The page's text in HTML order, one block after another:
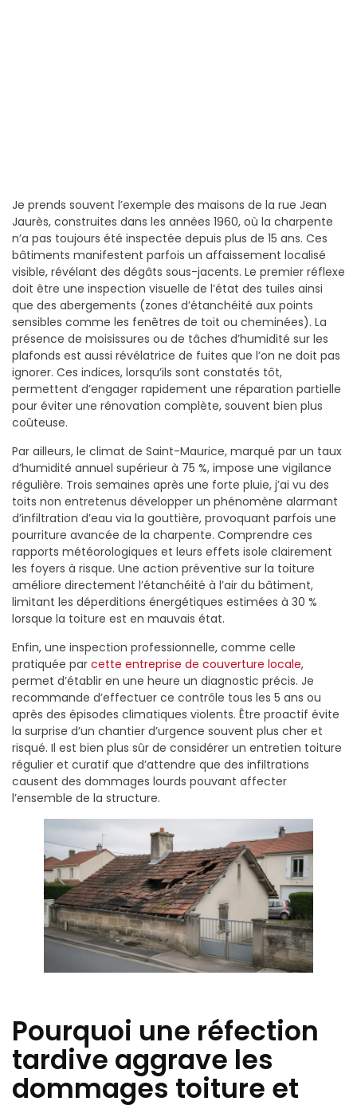
Je prends souvent l’exemple des maisons de la rue Jean
Jaurès, construites dans les années 1960, où la charpente
n’a pas toujours été inspectée depuis plus de 15 ans. Ces
bâtiments manifestent parfois un affaissement localisé
visible, révélant des dégâts sous-jacents. Le premier réflexe
doit être une inspection visuelle de l’état des tuiles ainsi
que des abergements (zones d’étanchéité aux points
sensibles comme les fenêtres de toit ou cheminées). La
présence de moisissures ou de tâches d’humidité sur les
plafonds est aussi révélatrice de fuites que l’on ne doit pas
ignorer. Ces indices, lorsqu’ils sont constatés tôt,
permettent d’engager rapidement une réparation partielle
pour éviter une rénovation complète, souvent bien plus
coûteuse.
Par ailleurs, le climat de Saint-Maurice, marqué par un taux
d’humidité annuel supérieur à 75 %, impose une vigilance
régulière. Trois semaines après une forte pluie, j’ai vu des
toits non entretenus développer un phénomène alarmant
d’infiltration d’eau via la gouttière, provoquant parfois une
pourriture avancée de la charpente. Comprendre ces
rapports météorologiques et leurs effets isole clairement
les foyers à risque. Une action préventive sur la toiture
améliore directement l’étanchéité à l’air du bâtiment,
limitant les déperditions énergétiques estimées à 30 %
lorsque la toiture est en mauvais état.
Enfin, une inspection professionnelle, comme celle
pratiquée par cette entreprise de couverture locale,
permet d’établir en une heure un diagnostic précis. Je
recommande d’effectuer ce contrôle tous les 5 ans ou
après des épisodes climatiques violents. Être proactif évite
la surprise d’un chantier d’urgence souvent plus cher et
risqué. Il est bien plus sûr de considérer un entretien toiture
régulier et curatif que d’attendre que des infiltrations
causent des dommages lourds pouvant affecter
l’ensemble de la structure.
Pourquoi une réfection
tardive aggrave les
dommages toiture et